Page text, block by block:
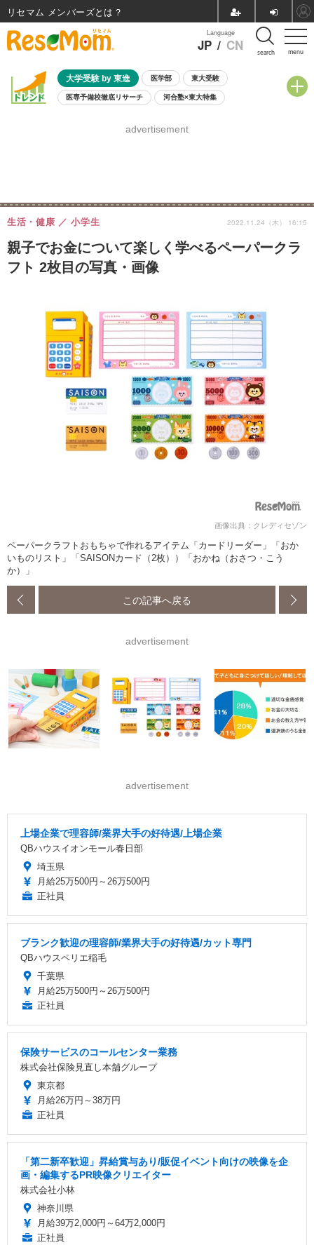
menu
Language
JP / CN search
大学受験 by 東進 医学部 東大受験
医専予備校徹底リサーチ 河合塾×東大特集
8月開催学校説明会・相談会
advertisement
親子でお金について楽しく学べるペーパークラ
フト 2枚目の写真・画像
生活・健康 小学生 2022.11.24（木） 16:15
画像出典：クレディセゾン
ペーパークラフトおもちゃで作れるアイテム「カードリーダー」「おか
いものリスト」「SAISONカード（2枚））「おかね（おさつ・こう
か）」
この記事へ戻る
advertisement
advertisement
上場企業で理容師/業界大手の好待遇/上場企業
QBハウスイオンモール春日部
埼玉県
月給25万500円～26万500円
正社員
ブランク歓迎の理容師/業界大手の好待遇/カット専門
QBハウスペリエ稲毛
千葉県
月給25万500円～26万500円
正社員
保険サービスのコールセンター業務
株式会社保険見直し本舗グループ
東京都
月給26万円～38万円
正社員
「第二新卒歓迎」昇給賞与あり/販促イベント向けの映像を企
画・編集するPR映像クリエイター
株式会社小林
神奈川県
月給39万2,000円～64万2,000円
正社員
リセマム メンバーズ